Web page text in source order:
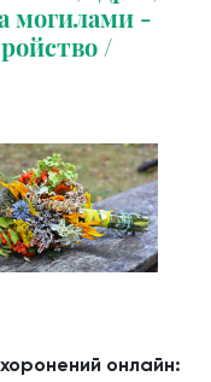
могилами -
/
онлайн: